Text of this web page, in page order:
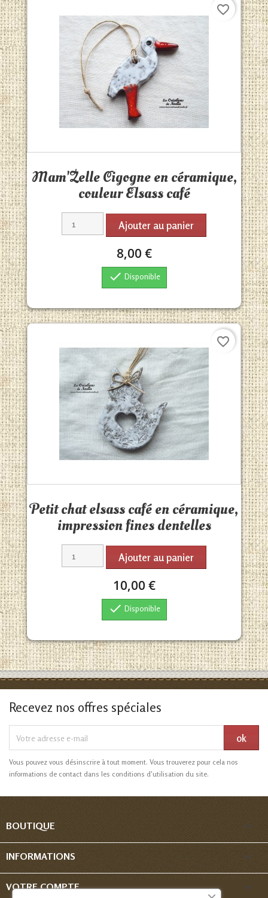
Mam'Zelle Cigogne en céramique,
couleur Elsass café
Ajouter au panier
8,00 €
 Disponible
favorite_border
Petit chat elsass café en céramique,
impression fines dentelles
Ajouter au panier
10,00 €
 Disponible
favorite_border
Recevez nos offres spéciales
Vous pouvez vous désinscrire à tout moment. Vous trouverez pour cela nos
informations de contact dans les conditions d'utilisation du site.
BOUTIQUE 
INFORMATIONS 
VOTRE COMPTE 